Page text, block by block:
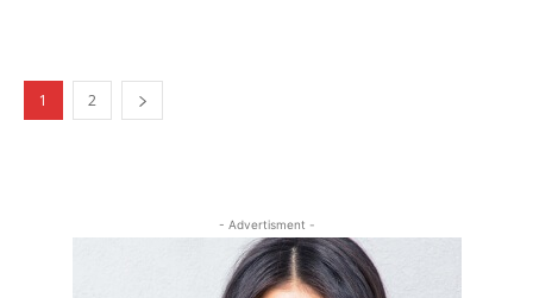
1 2
- Advertisment -